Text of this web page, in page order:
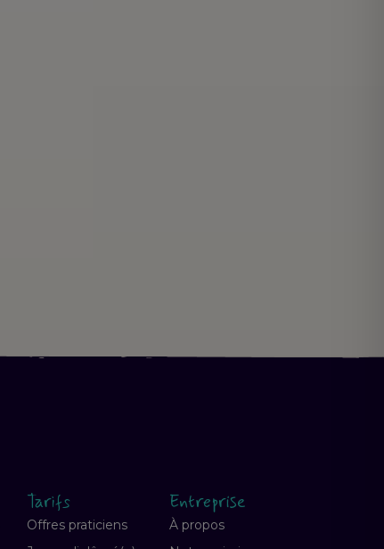
Tarifs
Offres praticiens
Entreprise
À propos